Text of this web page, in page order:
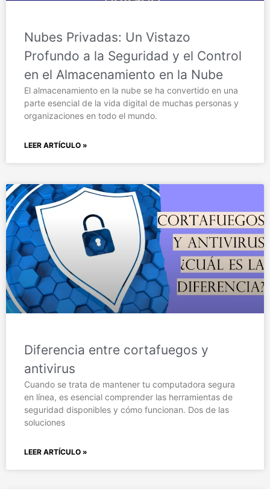
Nubes Privadas: Un Vistazo
Profundo a la Seguridad y el Control
en el Almacenamiento en la Nube
El almacenamiento en la nube se ha convertido en una
parte esencial de la vida digital de muchas personas y
organizaciones en todo el mundo.
LEER ARTÍCULO »
Diferencia entre cortafuegos y
antivirus
Cuando se trata de mantener tu computadora segura
en línea, es esencial comprender las herramientas de
seguridad disponibles y cómo funcionan. Dos de las
soluciones
LEER ARTÍCULO »